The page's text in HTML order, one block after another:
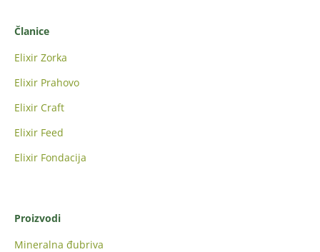
Članice
Elixir Zorka
Elixir Prahovo
Elixir Craft
Elixir Feed
Elixir Fondacija
Proizvodi
Mineralna đubriva